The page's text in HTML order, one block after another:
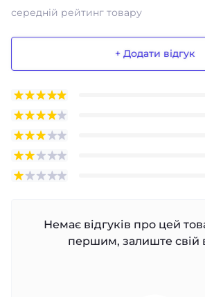
середній рейтинг товару
+ Додати відгук
Немає відгуків про цей
першим, залиште свій